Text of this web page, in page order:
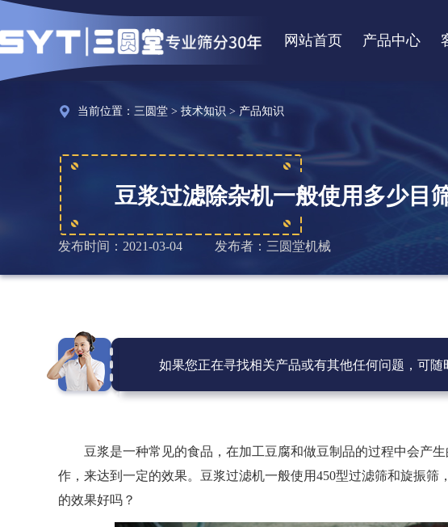
网站首页 产品中心
当前位置： 三圆堂 > 技术知识 > 产品知识
豆浆过滤除杂机一般使用多少目
发布时间：2021-03-04 发布者：三圆堂机械
如果您正在寻找相关产品或有其他任何问题，可随
豆浆是一种常见的食品，在加工豆腐和做豆制品的过程中会产
作，来达到一定的效果。豆浆过滤机一般使用450型过滤筛和旋振
的效果好吗？